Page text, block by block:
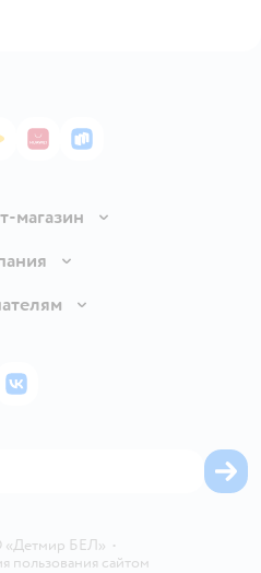
Play
AppGallery
RuStore
магазин
и оплата
продажи
файлов cookie
карты
БЕЛ» •
пользования сайтом
ВКонтакте